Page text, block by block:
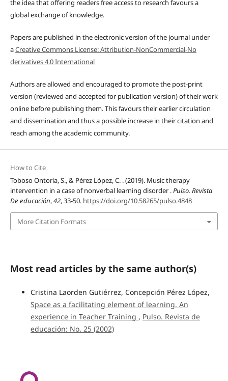
the idea that offering readers free access to research favours a
global exchange of knowledge.
Papers are published in the electronic version of the journal under
aCreative Commons License: Attribution-NonCommercial-No
derivatives 4.0 International
Authors are allowed and encouraged to promote the post-print
version (reviewed and accepted for publication version) of their work
online before publishing them. This favours their earlier circulation
and dissemination and thus a possible increase in their citation and
reach among the academic community.
How to Cite
Toboso Ontoria, S., & Pérez López, C. . (2019). Music therapy
intervention in a case of nonverbal learning disorder .Pulso. Revista
De educación,42, 33-50. https://doi.org/10.58265/pulso.4848
More Citation Formats
Most read articles by the same author(s)
Cristina Laorden Gutiérrez, Concepción Pérez López,
Space as a facilitating element of learning. An
experience in Teacher Training , Pulso. Revista de
educación: No. 25 (2002)